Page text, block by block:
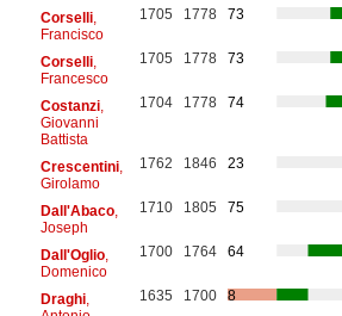
Corselli,
Francisco
1705 1778 73
Corselli,
Francesco
1705 1778 73
Costanzi,
Giovanni
Battista
1704 1778 74
Crescentini,
Girolamo
1762 1846 23
Dall'Abaco,
Joseph
1710 1805 75
Dall'Oglio,
Domenico
1700 1764 64
Draghi,
1635 1700 8